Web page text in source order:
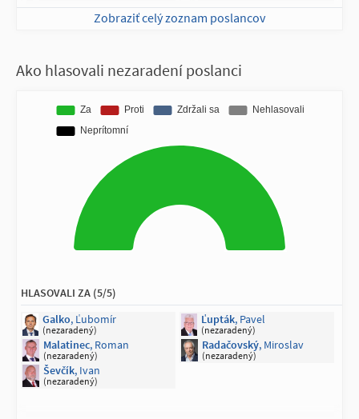
Zobraziť celý zoznam poslancov
Ako hlasovali nezaradení poslanci
HLASOVALI ZA (5/5)
Galko, Ľubomír
(nezaradený)
Ľupták, Pavel
(nezaradený)
Malatinec, Roman
(nezaradený)
Radačovský, Miroslav
(nezaradený)
Ševčík, Ivan
(nezaradený)